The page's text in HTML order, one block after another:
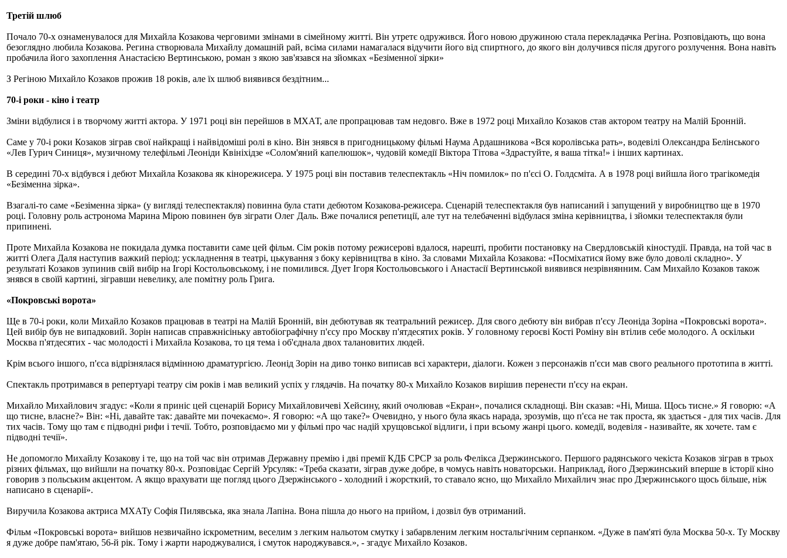
Третій шлюб
Почало 70-х ознаменувалося для Михайла Козакова черговими змінами в сімейному житті. Він утретє одружився. Його новою дружиною стала перекладачка Регіна. Розповідають, що вона
безоглядно любила Козакова. Регина створювала Михайлу домашній рай, всіма силами намагалася відучити його від спиртного, до якого він долучився після другого розлучення. Вона навіть
пробачила його захоплення Анастасією Вертинською, роман з якою зав'язався на зйомках «Безіменної зірки»
З Регіною Михайло Козаков прожив 18 років, але їх шлюб виявився бездітним...
70-і роки - кіно і театр
Зміни відбулися і в творчому житті актора. У 1971 році він перейшов в МХАТ, але пропрацював там недовго. Вже в 1972 році Михайло Козаков став актором театру на Малій Бронній.
Саме у 70-і роки Козаков зіграв свої найкращі і найвідоміші ролі в кіно. Він знявся в пригодницькому фільмі Наума Ардашникова «Вся королівська рать», водевілі Олександра Белінського
«Лев Гурич Синиця», музичному телефільмі Леоніди Квініхідзе «Солом'яний капелюшок», чудовій комедії Віктора Тітова «Здрастуйте, я ваша тітка!» і інших картинах.
В середині 70-х відбувся і дебют Михайла Козакова як кінорежисера. У 1975 році він поставив телеспектакль «Ніч помилок» по п'єсі О. Голдсміта. А в 1978 році вийшла його трагікомедія
«Безіменна зірка».
Взагалі-то саме «Безіменна зірка» (у вигляді телеспектакля) повинна була стати дебютом Козакова-режисера. Сценарій телеспектакля був написаний і запущений у виробництво ще в 1970
році. Головну роль астронома Марина Мірою повинен був зіграти Олег Даль. Вже почалися репетиції, але тут на телебаченні відбулася зміна керівництва, і зйомки телеспектакля були
припинені.
Проте Михайла Козакова не покидала думка поставити саме цей фільм. Сім років потому режисерові вдалося, нарешті, пробити постановку на Свердловській кіностудії. Правда, на той час в
житті Олега Даля наступив важкий період: ускладнення в театрі, цькування з боку керівництва в кіно. За словами Михайла Козакова: «Посміхатися йому вже було доволі складно». У
результаті Козаков зупинив свій вибір на Ігорі Костольовському, і не помилився. Дует Ігоря Костольовського і Анастасії Вертинськой виявився незрівнянним. Сам Михайло Козаков також
знявся в своїй картині, зігравши невелику, але помітну роль Грига.
«Покровські ворота»
Ще в 70-і роки, коли Михайло Козаков працював в театрі на Малій Бронній, він дебютував як театральний режисер. Для свого дебюту він вибрав п'єсу Леоніда Зоріна «Покровські ворота».
Цей вибір був не випадковий. Зорін написав справжнісіньку автобіографічну п'єсу про Москву п'ятдесятих років. У головному героєві Кості Роміну він втілив себе молодого. А оскільки
Москва п'ятдесятих - час молодості і Михайла Козакова, то ця тема і об'єднала двох талановитих людей.
Крім всього іншого, п'єса відрізнялася відмінною драматургією. Леонід Зорін на диво тонко виписав всі характери, діалоги. Кожен з персонажів п'єси мав свого реального прототипа в житті.
Спектакль протримався в репертуарі театру сім років і мав великий успіх у глядачів. На початку 80-х Михайло Козаков вирішив перенести п'єсу на екран.
Михайло Михайлович згадує: «Коли я приніс цей сценарій Борису Михайловичеві Хейсину, який очолював «Екран», почалися складнощі. Він сказав: «Ні, Миша. Щось тисне.» Я говорю: «А
що тисне, власне?» Він: «Ні, давайте так: давайте ми почекаємо». Я говорю: «А що таке?» Очевидно, у нього була якась нарада, зрозумів, що п'єса не так проста, як здається - для тих часів. Для
тих часів. Тому що там є підводні рифи і течії. Тобто, розповідаємо ми у фільмі про час надій хрущовської відлиги, і при всьому жанрі цього. комедії, водевіля - називайте, як хочете. там є
підводні течії».
Не допомогло Михайлу Козакову і те, що на той час він отримав Державну премію і дві премії КДБ СРСР за роль Фелікса Дзержинського. Першого радянського чекіста Козаков зіграв в трьох
різних фільмах, що вийшли на початку 80-х. Розповідає Сергій Урсуляк: «Треба сказати, зіграв дуже добре, в чомусь навіть новаторськи. Наприклад, його Дзержинський вперше в історії кіно
говорив з польським акцентом. А якщо врахувати ще погляд цього Дзержінського - холодний і жорсткий, то ставало ясно, що Михайло Михайлич знає про Дзержинського щось більше, ніж
написано в сценарії».
Виручила Козакова актриса МХАТу Софія Пилявська, яка знала Лапіна. Вона пішла до нього на прийом, і дозвіл був отриманий.
Фільм «Покровські ворота» вийшов незвичайно іскрометним, веселим з легким нальотом смутку і забарвленим легким ностальгічним серпанком. «Дуже в пам'яті була Москва 50-х. Ту Москву
я дуже добре пам'ятаю, 56-й рік. Тому і жарти народжувалися, і смуток народжувався.», - згадує Михайло Козаков.